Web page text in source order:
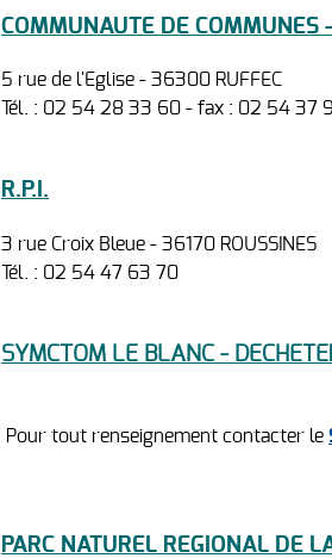
COMMUNAUTE DE COMMUNES
5 rue de l'Eglise - 36300 RUFFEC
Tél. : 02 54 28 33 60 - fax : 02 54 37
R.P.I.
3 rue Croix Bleue - 36170 ROUSSINES
Tél. : 02 54 47 63 70
SYMCTOM LE BLANC -
Pour tout renseignement contacter le
PARC NATUREL REGIONAL DE